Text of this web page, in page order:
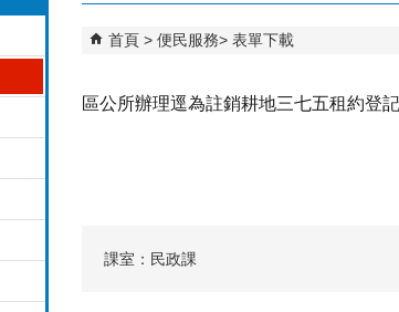
首頁 便民服務 表單下載
區公所辦理逕為註銷耕地三七五租約登
課室：民政課